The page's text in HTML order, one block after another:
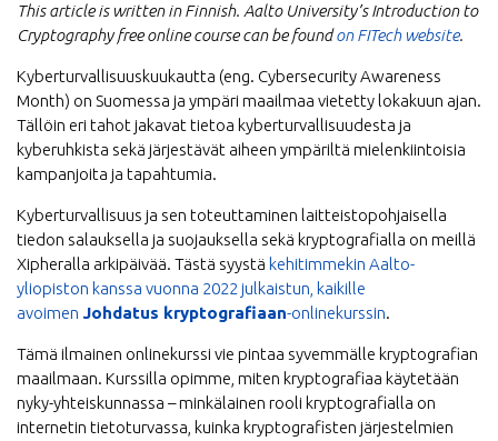
This article is written in Finnish. Aalto University’s Introduction to
Cryptography free online course can be foundon FITech website.
Kyberturvallisuuskuukautta (eng. Cybersecurity Awareness
Month) on Suomessa ja ympäri maailmaa vietetty lokakuun ajan.
Tällöin eri tahot jakavat tietoa kyberturvallisuudesta ja
kyberuhkista sekä järjestävät aiheen ympäriltä mielenkiintoisia
kampanjoita ja tapahtumia.
Kyberturvallisuus ja sen toteuttaminen laitteistopohjaisella
tiedon salauksella ja suojauksella sekä kryptografialla on meillä
Xipheralla arkipäivää. Tästä syystä kehitimmekin Aalto-
yliopiston kanssa vuonna 2022 julkaistun, kaikille
avoimen Johdatus kryptografiaan-onlinekurssin.
Tämä ilmainen onlinekurssi vie pintaa syvemmälle kryptografian
maailmaan. Kurssilla opimme, miten kryptografiaa käytetään
nyky-yhteiskunnassa – minkälainen rooli kryptografialla on
internetin tietoturvassa, kuinka kryptografisten järjestelmien